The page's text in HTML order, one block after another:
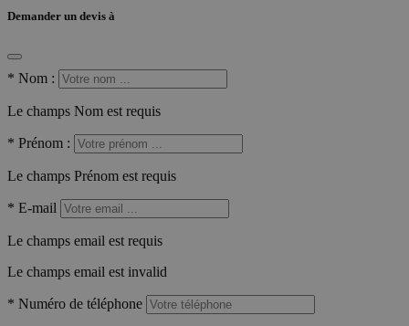
Demander un devis à
* Nom :
Le champs Nom est requis
* Prénom :
Le champs Prénom est requis
* E-mail
Le champs email est requis
Le champs email est invalid
* Numéro de téléphone